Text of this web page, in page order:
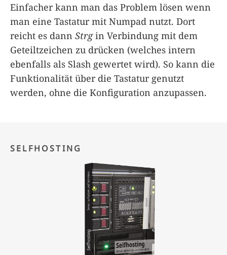
Einfacher kann man das Problem lösen wenn
man eine Tastatur mit Numpad nutzt. Dort
reicht es dann Strgin Verbindung mit dem
Geteiltzeichen zu drücken (welches intern
ebenfalls als Slash gewertet wird). So kann die
Funktionalität über die Tastatur genutzt
werden, ohne die Konfiguration anzupassen.
SELFHOSTING